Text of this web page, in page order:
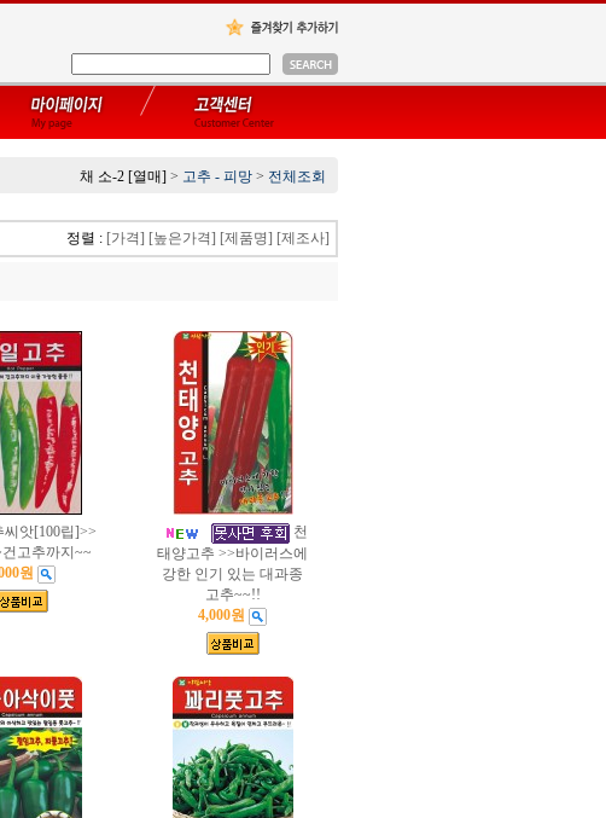
채 소-2 [열매] > 고추 - 피망 > 전체조회
정렬 : [가격] [높은가격] [제품명] [제조사]
씨앗[100립]>>
고추까지~~
원
천
태양고추 >>바이러스에
강한 인기 있는 대과종
고추~~!!
4,000원